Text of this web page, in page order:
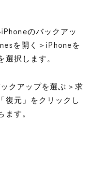
のバックアッ
を開く＞iPhoneを
選択します。
クアップを選ぶ＞求
復元」をクリックし
ます。